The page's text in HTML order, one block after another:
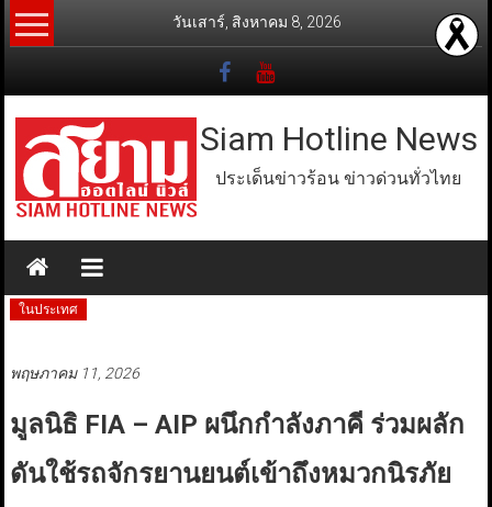
Skip
to
วันเสาร์, สิงหาคม 8, 2026
Siam Hotline News
ประเด็นข่าวร้อน ข่าวด่วนทั่วไทย
ในประเทศ
พฤษภาคม 11, 2026
มูลนิธิ FIA – AIP ผนึกกำลังภาคี ร่วมผลัก
ดันใช้รถจักรยานยนต์เข้าถึงหมวกนิรภัย